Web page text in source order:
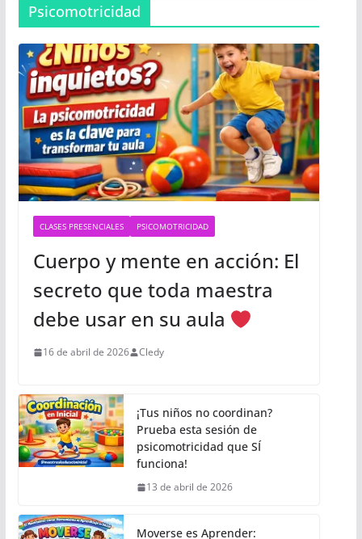
Psicomotricidad
CLASES PRESENCIALES PSICOMOTRICIDAD
Cuerpo y mente en acción: El
secreto que toda maestra
debe usar en su aula
16 de abril de 2026 Cledy
¡Tus niños no coordinan?
Prueba esta sesión de
psicomotricidad que SÍ
funciona!
13 de abril de 2026
Moverse es Aprender: